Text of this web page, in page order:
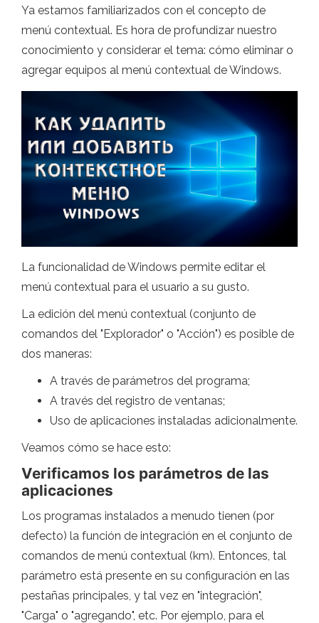
Ya estamos familiarizados con el concepto de
menú contextual. Es hora de profundizar nuestro
conocimiento y considerar el tema: cómo eliminar o
agregar equipos al menú contextual de Windows.
La funcionalidad de Windows permite editar el
menú contextual para el usuario a su gusto.
La edición del menú contextual (conjunto de
comandos del "Explorador" o "Acción") es posible de
dos maneras:
A través de parámetros del programa;
A través del registro de ventanas;
Uso de aplicaciones instaladas adicionalmente.
Veamos cómo se hace esto:
Verificamos los parámetros de las
aplicaciones
Los programas instalados a menudo tienen (por
defecto) la función de integración en el conjunto de
comandos de menú contextual (km). Entonces, tal
parámetro está presente en su configuración en las
pestañas principales, y tal vez en "integración",
"Carga" o "agregando", etc. Por ejemplo, para el